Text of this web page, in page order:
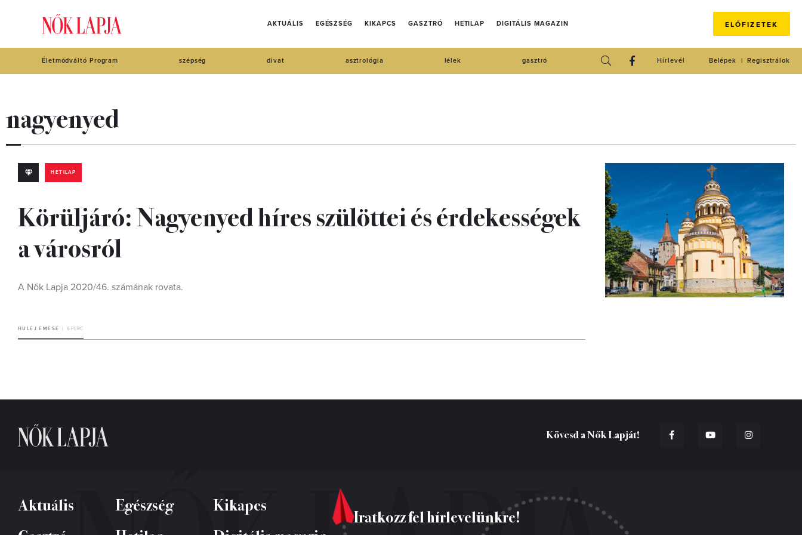
AKTUÁLIS EGÉSZSÉG KIKAPCS GASZTRÓ HETILAP DIGITÁLIS MAGAZIN ELŐFIZETEK
Életmódváltó Program szépség divat asztrológia lélek gasztró Regisztrálok
Belépek
Hírlevél
nagyenyed
HETILAP
Körüljáró: Nagyenyed híres szülöttei és érdekességek
a városról
A Nők Lapja 2020/46. számának rovata.
HULEJ EMESE 6 PERC
Kövesd a Nők Lapját!
Aktuális Egészség
Kikapcs
Iratkozz fel hírlevelünkre!